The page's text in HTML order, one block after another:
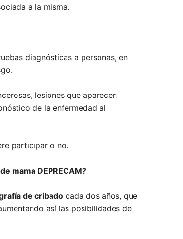
a la misma.
diagnósticas a personas, en
lesiones que aparecen
de la enfermedad al
participar o no.
mama DEPRECAM?
de cribado cada dos años, que
así las posibilidades de